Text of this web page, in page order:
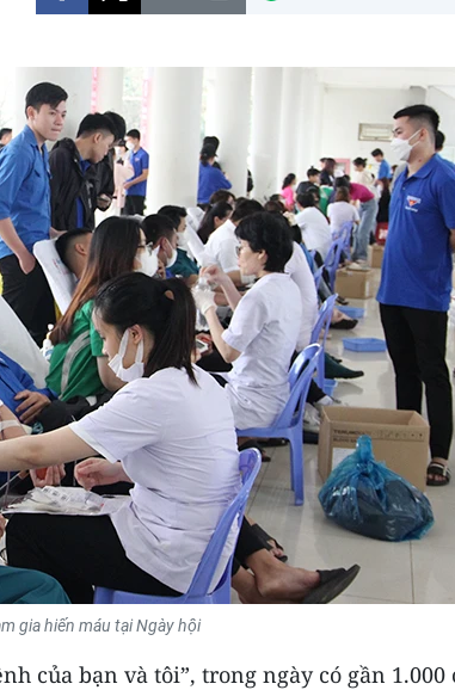
gia hiến máu tại Ngày hội
của bạn và tôi”, trong ngày có gần 1.000